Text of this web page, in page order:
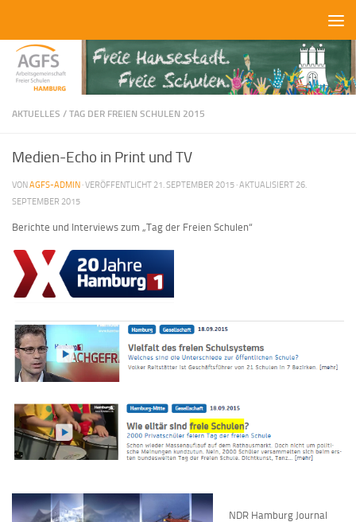
AKTUELLES / TAG DER FREIEN SCHULEN 2015
Medien-Echo in Print und TV
VONAGFS-ADMIN · VERÖFFENTLICHT 21. SEPTEMBER 2015 · AKTUALISIERT 26.
SEPTEMBER 2015
Berichte und Interviews zum „Tag der Freien Schulen“
NDR Hamburg Journal